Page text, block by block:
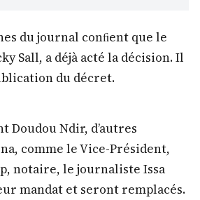
du journal conﬁent que le
Sall, a déjà acté la décision. Il
du décret.
Doudou Ndir, d’autres
comme le Vice-Président,
notaire, le journaliste Issa
mandat et seront remplacés.